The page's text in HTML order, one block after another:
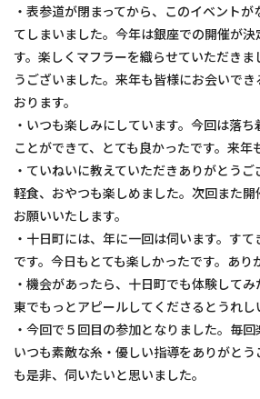
・表参道が閉まってから、このイベント
てしまいました。今年は銀座での開催が
す。楽しくマフラーを織らせていただきま
うございました。来年も皆様にお会いで
おります。
・いつも楽しみにしています。今回は落
ことができて、とても良かったです。来年
・ていねいに教えていただきありがとう
軽食、おやつも楽しめました。次回また開
お願いいたします。
・十日町には、年に一回は伺います。す
です。今日もとても楽しかったです。あり
・機会があったら、十日町でも体験して
東でもっとアピールしてくださるとうれし
・今回で５回目の参加となりました。毎回
いつも素敵な糸・優しい指導をありがと
も是非、伺いたいと思いました。